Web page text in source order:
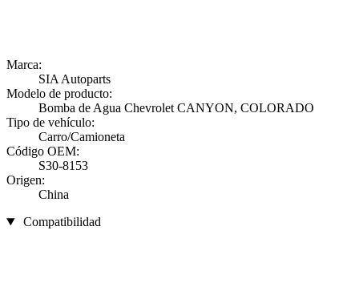
Marca:
SIA Autoparts
Modelo de producto:
Bomba de Agua Chevrolet CANYON, COLORADO
Tipo de vehículo:
Carro/Camioneta
Código OEM:
S30-8153
Origen:
China
Compatibilidad